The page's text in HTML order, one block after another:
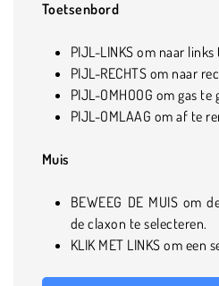
Toetsenbord
PIJL-LINKS om naar links
PIJL-RECHTS om naar
PIJL-OMHOOG om gas te
PIJL-OMLAAG om af te
Muis
BEWEEG DE MUIS om
de claxon te selecteren.
KLIK MET LINKS om een